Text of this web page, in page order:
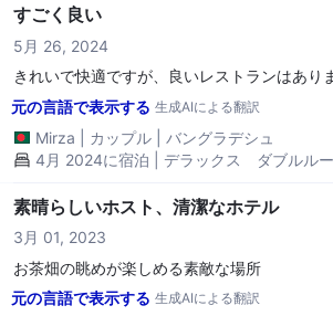
すごく良い
5月 26, 2024
きれいで快適ですが、良いレストランはあり
元の言語で表示する 生成AIによる翻訳
Mirza カップル
バングラデシュ
4月 2024に宿泊 | デラックス ダブルル
素晴らしいホスト、清潔なホテル
3月 01, 2023
お茶畑の眺めが楽しめる素敵な場所
元の言語で表示する 生成AIによる翻訳